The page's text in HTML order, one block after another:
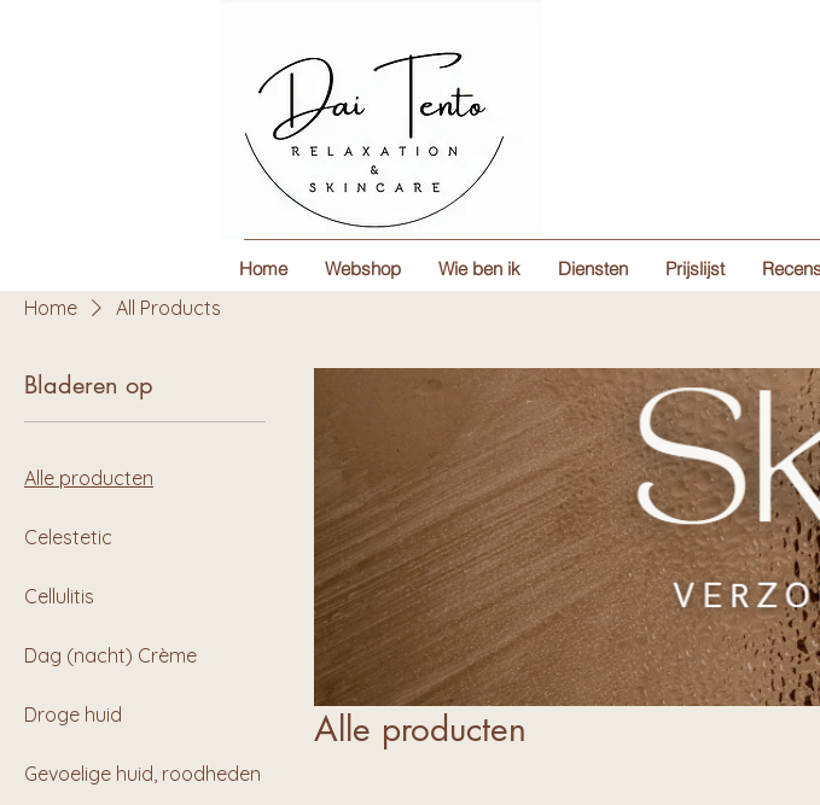
Home Webshop Wie ben ik Diensten Prijslijst
Home All Products
Bladeren op
Alle producten
Celestetic
Cellulitis
Dag (nacht) Crème
Droge huid
Gevoelige huid, roodheden
Alle producten